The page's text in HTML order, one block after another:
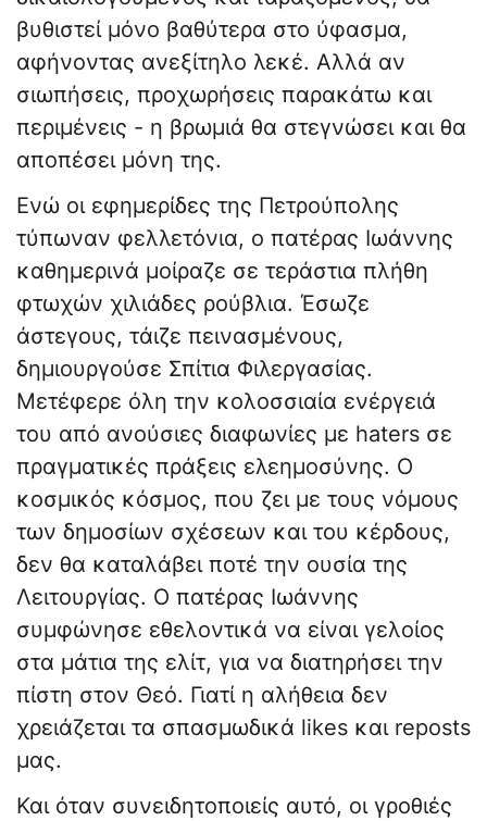
βυθιστεί μόνο βαθύτερα στο ύφασμα,
αφήνοντας ανεξίτηλο λεκέ. Αλλά αν
σιωπήσεις, προχωρήσεις παρακάτω και
περιμένεις - η βρωμιά θα στεγνώσει και θα
αποπέσει μόνη της.
Ενώ οι εφημερίδες της Πετρούπολης
τύπωναν φελλετόνια, ο πατέρας Ιωάννης
καθημερινά μοίραζε σε τεράστια πλήθη
φτωχών χιλιάδες ρούβλια. Έσωζε
άστεγους, τάιζε πεινασμένους,
δημιουργούσε Σπίτια Φιλεργασίας.
Μετέφερε όλη την κολοσσιαία ενέργειά
του από ανούσιες διαφωνίες με haters σε
πραγματικές πράξεις ελεημοσύνης. Ο
κοσμικός κόσμος, που ζει με τους νόμους
των δημοσίων σχέσεων και του κέρδους,
δεν θα καταλάβει ποτέ την ουσία της
Λειτουργίας. Ο πατέρας Ιωάννης
συμφώνησε εθελοντικά να είναι γελοίος
στα μάτια της ελίτ, για να διατηρήσει την
πίστη στον Θεό. Γιατί η αλήθεια δεν
χρειάζεται τα σπασμωδικά likes και reposts
μας.
Και όταν συνειδητοποιείς αυτό, οι γροθιές